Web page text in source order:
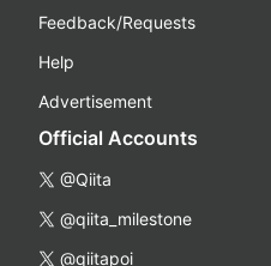
Feedback/Requests
Help
Advertisement
Official Accounts
@Qiita
@qiita_milestone
@qiitapoi